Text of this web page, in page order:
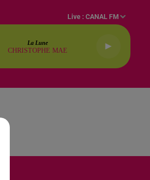
Live :CANAL FM
La Lune
CHRISTOPHE MAE